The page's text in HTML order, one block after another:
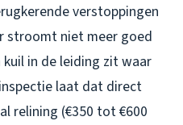
verstoppingen
stroomt niet meer goed
in de leiding zit waar
laat dat direct
relining (€350 tot €600